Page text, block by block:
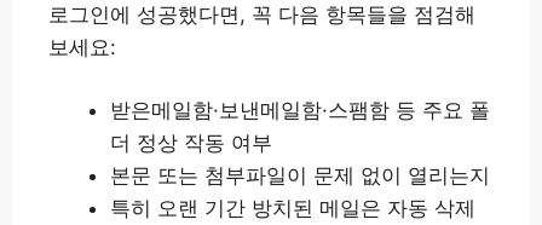
로그인에 성공했다면, 꼭 다음 항목들을 점검해
보세요:
받은메일함·보낸메일함·스팸함 등 주요 폴
더 정상 작동 여부
본문 또는 첨부파일이 문제 없이 열리는지
특히 오랜 기간 방치된 메일은 자동 삭제